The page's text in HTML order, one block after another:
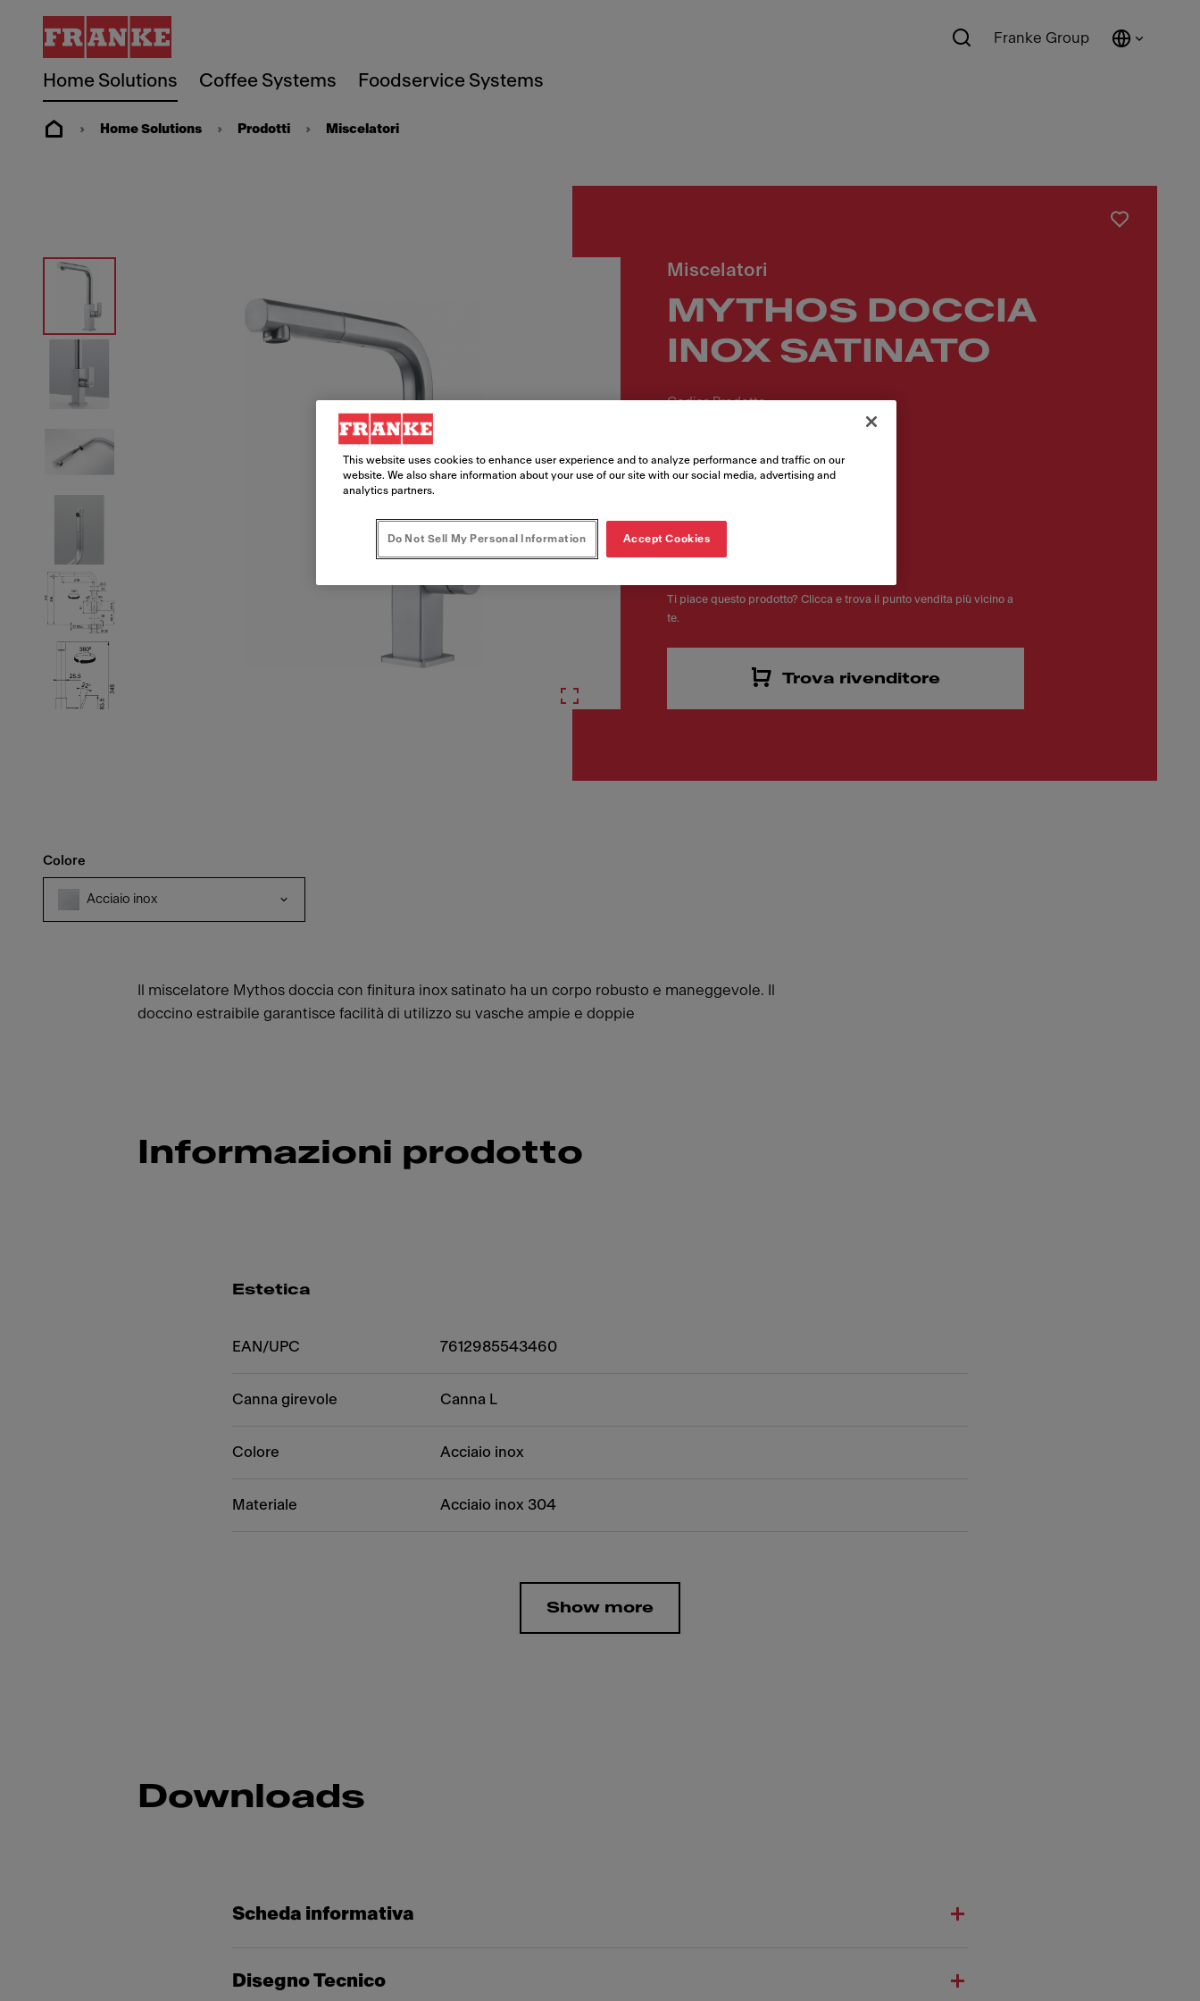
Home Solutions Coffee Systems Foodservice Systems
Franke Group
Home Solutions Prodotti Miscelatori
Miscelatori
MYTHOS DOCCIA
INOX SATINATO
Codice Prodotto
Ti piace questo prodotto? Clicca e trova il punto vendita più vicino a
te.
Trova rivenditore
Colore
Acciaio inox
Il miscelatore Mythos doccia con finitura inox satinato ha un corpo robusto e maneggevole. Il
doccino estraibile garantisce facilità di utilizzo su vasche ampie e doppie
Informazioni prodotto
Estetica
EAN/UPC 7612985543460
Canna girevole Canna L
Colore Acciaio inox
Materiale Acciaio inox 304
Show more
Downloads
Scheda informativa
Disegno Tecnico
This website uses cookies to enhance user experience and to analyze performance and traffic on our
website. We also share information about your use of our site with our social media, advertising and
analytics partners.
Do Not Sell My Personal Information Accept Cookies